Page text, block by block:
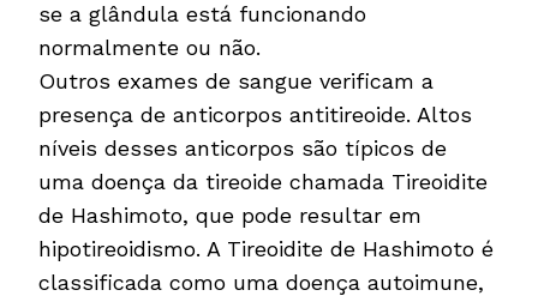
se a glândula está funcionando
normalmente ou não.
Outros exames de sangue verificam a
presença de anticorpos antitireoide. Altos
níveis desses anticorpos são típicos de
uma doença da tireoide chamada Tireoidite
de Hashimoto, que pode resultar em
hipotireoidismo. A Tireoidite de Hashimoto é
classificada como uma doença autoimune,